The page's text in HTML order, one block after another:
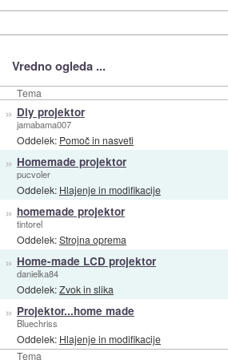
Vredno ogleda ...
Tema
Tema
» Diy projektor
jamabama007
Oddelek: Pomoč in nasveti
» Homemade projektor
pucvoler
Oddelek: Hlajenje in modifikacije
» homemade projektor
tintorel
Oddelek:Strojna oprema
» Home-made LCD projektor
danielka84
Oddelek:Zvok in slika
» Projektor...home made
Bluechriss
Oddelek: Hlajenje in modifikacije